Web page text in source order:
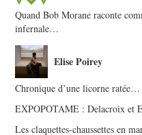
Quand Bob Morane raconte
infernale…
Elise Poirey
Chronique d’une licorne ratée…
EXPOPOTAME : Delacroix et
Les claquettes-chaussettes en